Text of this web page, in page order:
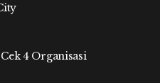
4 Organisasi